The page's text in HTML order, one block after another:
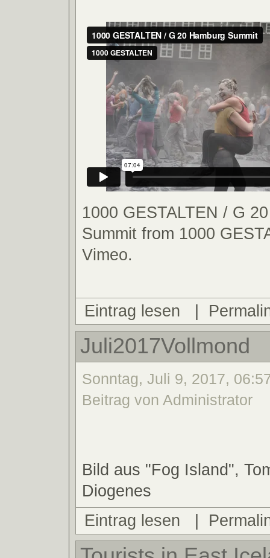
1000 GESTALTEN / G
Summit from 1000
Vimeo.
Eintrag lesen |
Juli2017Vollmond
Sonntag, Juli 9, 2017,
Beitrag von Administrator
Bild aus "Fog Island",
Diogenes
Eintrag lesen
|